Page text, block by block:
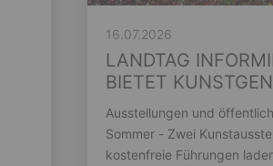
16.07.2026
LANDTAG
BIETET
Ausstellungen und
Sommer - Zwei
kostenfreie Führungen